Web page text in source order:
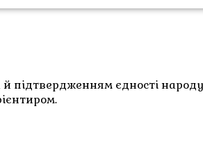
підтвердженням єдності